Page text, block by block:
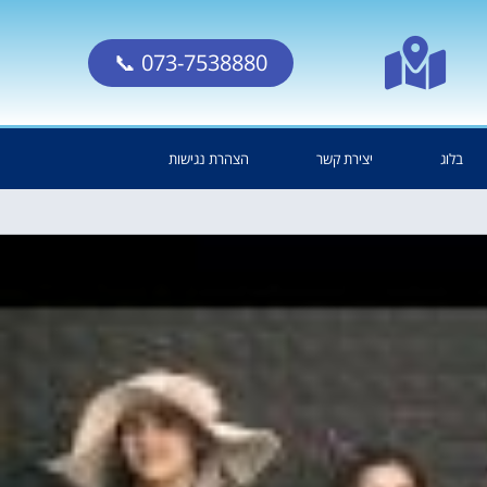
073-7538880 📞
בלוג יצירת קשר הצהרת נגישות